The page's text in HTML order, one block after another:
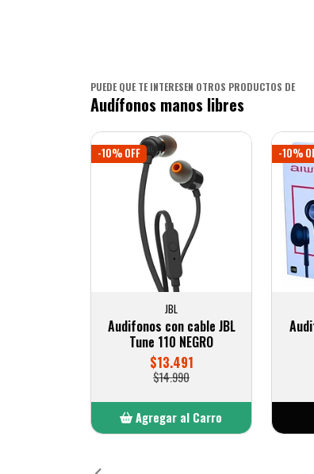
PUEDE QUE TE INTERESEN OTROS PRODUCTOS DE
Audífonos manos libres
-10% OFF
JBL
Audifonos con cable JBL
Tune 110 NEGRO
$13.491
$14.990
Agregar al Carro
-10%